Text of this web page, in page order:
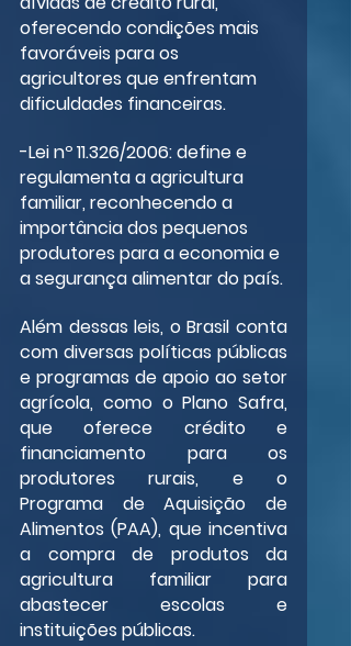
oferecendo condições mais
favoráveis para os
agricultores que enfrentam
dificuldades financeiras.
-Lei nº 11.326/2006: define e
regulamenta a agricultura
familiar, reconhecendo a
importância dos pequenos
produtores para a economia e
a segurança alimentar do país.
Além dessas leis, o Brasil conta
com diversas políticas públicas
e programas de apoio ao setor
agrícola, como o Plano Safra,
que oferece crédito e
financiamento para os
produtores rurais, e o
Programa de Aquisição de
Alimentos (PAA), que incentiva
a compra de produtos da
agricultura familiar para
abastecer escolas e
instituições públicas.